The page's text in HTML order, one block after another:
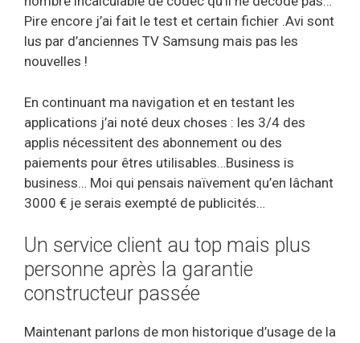
Pire encore j’ai fait le test et certain fichier .Avi sont
lus par d’anciennes TV Samsung mais pas les
nouvelles !
En continuant ma navigation et en testant les
applications j’ai noté deux choses : les 3/4 des
applis nécessitent des abonnement ou des
paiements pour êtres utilisables…Business is
business… Moi qui pensais naïvement qu’en lâchant
3000 € je serais exempté de publicités…
Un service client au top mais plus
personne après la garantie
constructeur passée
Maintenant parlons de mon historique d’usage de la